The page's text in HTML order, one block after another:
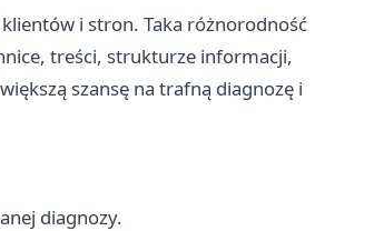
i stron. Taka różnorodność
treści, strukturze informacji,
szansę na trafną diagnozę i
diagnozy.